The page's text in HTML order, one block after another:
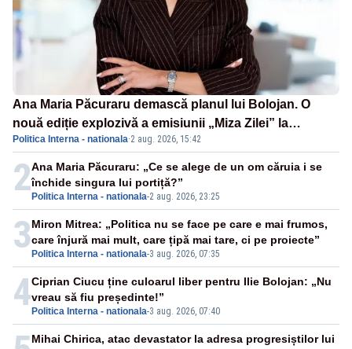
Ana Maria Păcuraru demască planul lui Bolojan. O
nouă ediție explozivă a emisiunii „Miza Zilei” la
Realitatea PLUS
Politica Interna - nationala·2 aug. 2026, 15:42
2 Politica Interna - nationala-2 aug. 2026, 23:25
Ana Maria Păcuraru: „Ce se alege de un om căruia i se
închide singura lui portiță?”
3 Politica Interna - nationala-3 aug. 2026, 07:35
Miron Mitrea: „Politica nu se face pe care e mai frumos,
care înjură mai mult, care țipă mai tare, ci pe proiecte”
4 Politica Interna - nationala-3 aug. 2026, 07:40
Ciprian Ciucu ține culoarul liber pentru Ilie Bolojan: „Nu
vreau să fiu președinte!”
Mihai Chirica, atac devastator la adresa progresiștilor lui